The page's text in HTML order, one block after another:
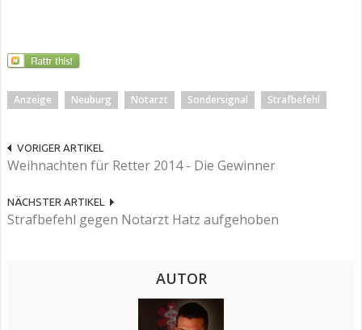
Anzeige Neuburg Notarzt Sondersignal Strafbefehl
VORIGER ARTIKEL
Weihnachten für Retter 2014 - Die Gewinner
NÄCHSTER ARTIKEL
Strafbefehl gegen Notarzt Hatz aufgehoben
AUTOR